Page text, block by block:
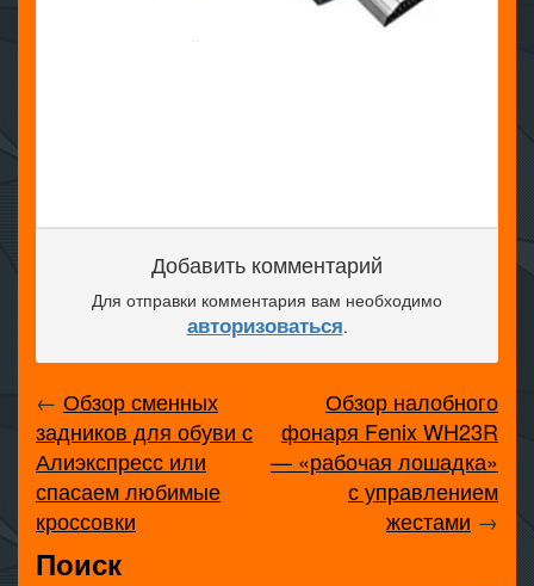
Добавить комментарий
Для отправки комментария вам необходимо
авторизоваться.
← Обзор сменных
задников для обуви с
Алиэкспресс или
спасаем любимые
кроссовки
Обзор налобного
фонаря Fenix WH23R
— «рабочая лошадка»
с управлением
жестами →
Поиск